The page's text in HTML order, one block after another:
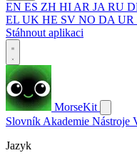
EN ES ZH HI AR JA RU
EL UK HE SV NO DA UR
Stáhnout aplikaci
MorseKit
Slovník Akademie Nástroje
Jazyk